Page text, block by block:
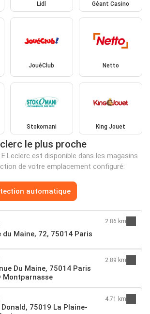
Lidl Géant Casino
JouéClub Netto
Stokomani King Jouet
le plus proche
est disponible dans les magasins
de votre emplacement configuré:
automatique
du Maine, 72, 75014 Paris
2.86 km
Du Maine, 75014 Paris
Montparnasse
2.89 km
Donald, 75019 La Plaine-
4.71 km